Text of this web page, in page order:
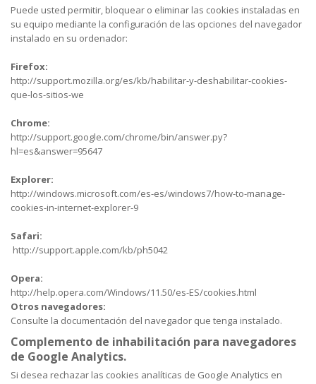
Puede usted permitir, bloquear o eliminar las cookies instaladas en
su equipo mediante la configuración de las opciones del navegador
instalado en su ordenador:
Firefox:
http://support.mozilla.org/es/kb/habilitar-y-deshabilitar-cookies-
que-los-sitios-we
Chrome:
http://support.google.com/chrome/bin/answer.py?
hl=es&answer=95647
Explorer:
http://windows.microsoft.com/es-es/windows7/how-to-manage-
cookies-in-internet-explorer-9
Safari:
http://support.apple.com/kb/ph5042
Opera:
http://help.opera.com/Windows/11.50/es-ES/cookies.html
Otros navegadores:
Consulte la documentación del navegador que tenga instalado.
Complemento de inhabilitación para navegadores
de Google Analytics.
Si desea rechazar las cookies analíticas de Google Analytics en